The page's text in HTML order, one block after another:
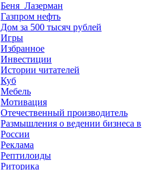
Беня_Лазерман
Газпром нефть
Дом за 500 тысяч рублей
Игры
Избранное
Инвестиции
Истории читателей
Куб
Мебель
Мотивация
Отечественный производитель
Размышления о ведении бизнеса в
России
Реклама
Рептилоиды
Риторика